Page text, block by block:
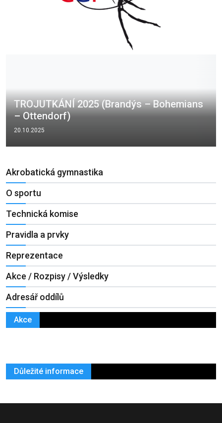
TROJUTKÁNÍ 2025 (Brandýs – Bohemians
– Ottendorf)
20.10.2025
Akrobatická gymnastika
O sportu
Technická komise
Pravidla a prvky
Reprezentace
Akce / Rozpisy / Výsledky
Adresář oddílů
Akce
Důležité informace